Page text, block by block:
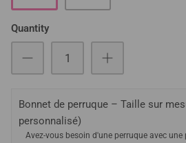
Quantity
Bonnet de perruque – Taille sur
personnalisé)
Avez-vous besoin d'une perruque avec